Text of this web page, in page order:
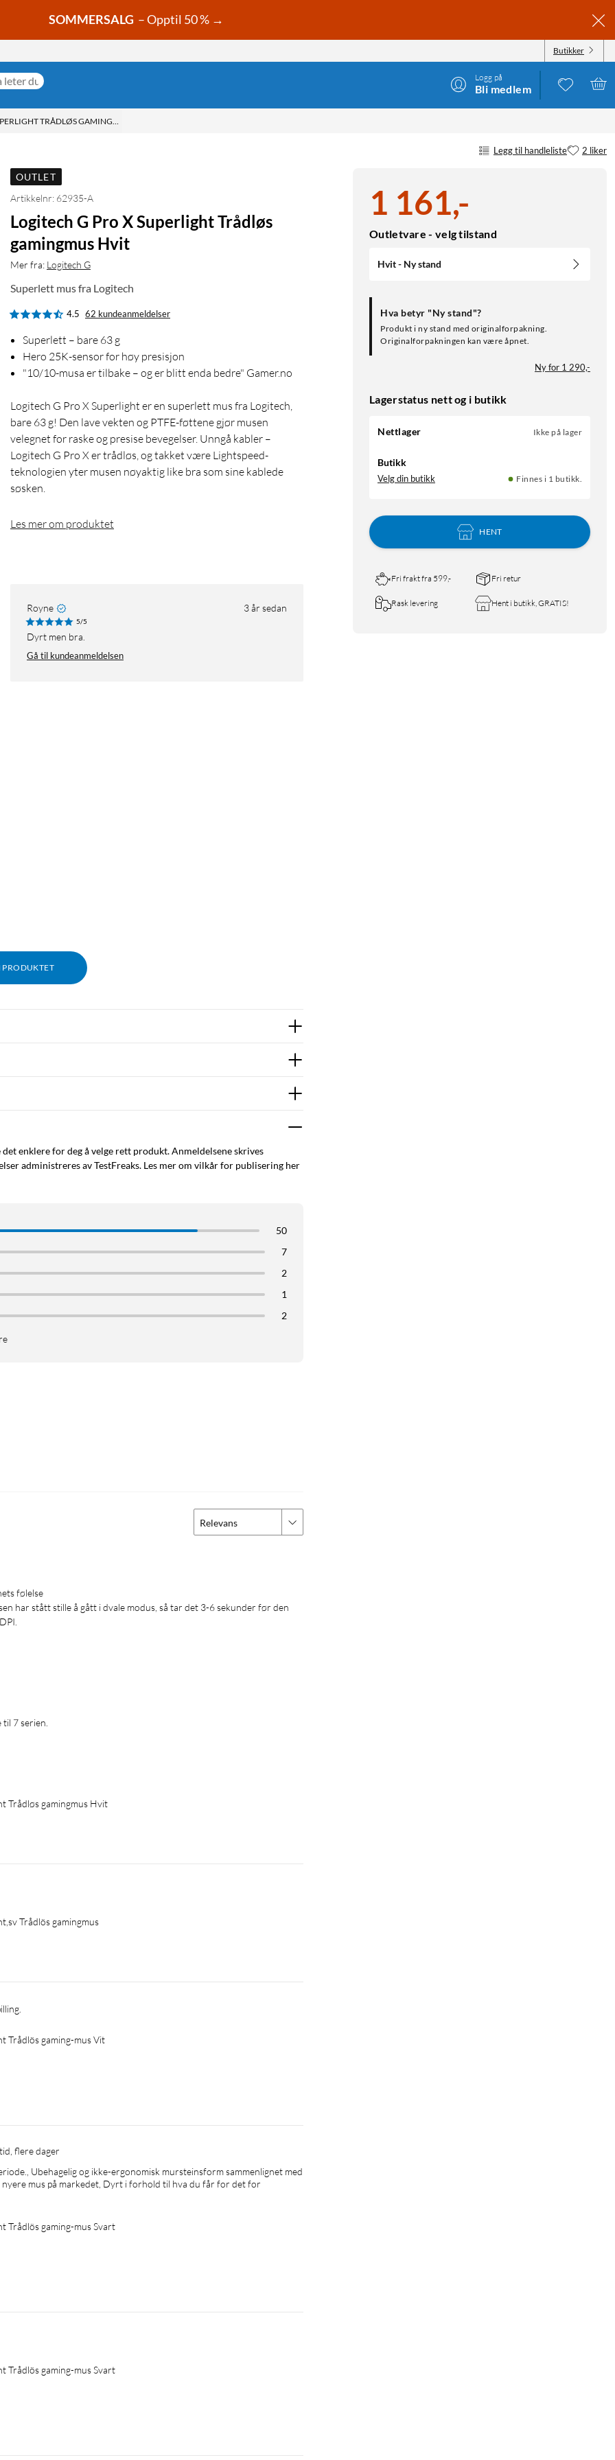
SOMMERSALG – Opptil 50 % →
Butikker
Logg på
Bli medlem
TRÅDLØS GAMINGMUS HVIT
Legg til handleliste 2 liker
1 161,-
Outletvare - velg tilstand
Hvit - Ny stand
Hva betyr "Ny stand"?
Produkt i ny stand med originalforpakning.
Originalforpakningen kan være åpnet.
Ny for 1 290,-
Lagerstatus nett og i butikk
Nettlager Ikke på lager
Butikk
Velg din butikk Finnes i 1 butikk.
HENT
Fri frakt fra 599,- Fri retur
Rask levering Hent i butikk, GRATIS!
OUTLET
Artikkelnr: 62935-A
Logitech G Pro X Superlight Trådløs
gamingmus Hvit
Mer fra: Logitech G
Superlett mus fra Logitech
4.5 62 kundeanmeldelser
Superlett – bare 63 g
Hero 25K-sensor for høy presisjon
"10/10-musa er tilbake – og er blitt enda bedre" Gamer.no
Logitech G Pro X Superlight er en superlett mus fra Logitech,
bare 63 g! Den lave vekten og PTFE-føttene gjør musen
velegnet for raske og presise bevegelser. Unngå kabler –
Logitech G Pro X er trådløs, og takket være Lightspeed-
teknologien yter musen nøyaktig like bra som sine kablede
søsken.
Les mer om produktet
Royne 3 år sedan
5/5
Dyrt men bra.
Gå til kundeanmeldelsen
PRODUKTET
med avansert presisjon og oppløsning på 25 600 DPI og 400
5 profiler.
nyere. Lades med medfølgende Micro-USB-kabel. Mål:
enklere for deg å velge rett produkt. Anmeldelsene skrives
administreres av TestFreaks. Les mer om vilkår for publisering her
50
7
2
1
2
Relevans
følelse
har stått stille å gått i dvale modus, så tar det 3-6 sekunder før den
til 7 serien.
Trådløs gamingmus Hvit
Trådlös gamingmus
Trådlös gaming-mus Vit
flere dager
Ubehagelig og ikke-ergonomisk mursteinsform sammenlignet med
mus på markedet, Dyrt i forhold til hva du får for det for
Trådlös gaming-mus Svart
Trådlös gaming-mus Svart